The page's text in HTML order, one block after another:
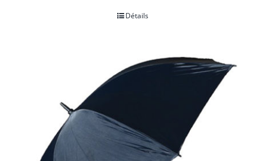
Détails